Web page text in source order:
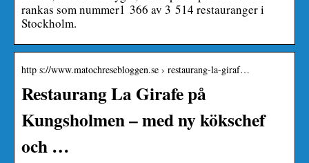
rankas som nummer1 366 av 3 514 restauranger i
Stockholm.
http s://www.matochresebloggen.se › restaurang-la-giraf…
Restaurang La Girafe på
Kungsholmen – med ny kökschef
och …